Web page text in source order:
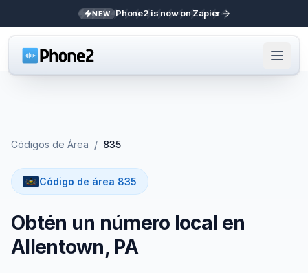
NEW Phone2 is now on Zapier
Códigos de Área / 835
Código de área 835
Obtén un número local en
Allentown, PA